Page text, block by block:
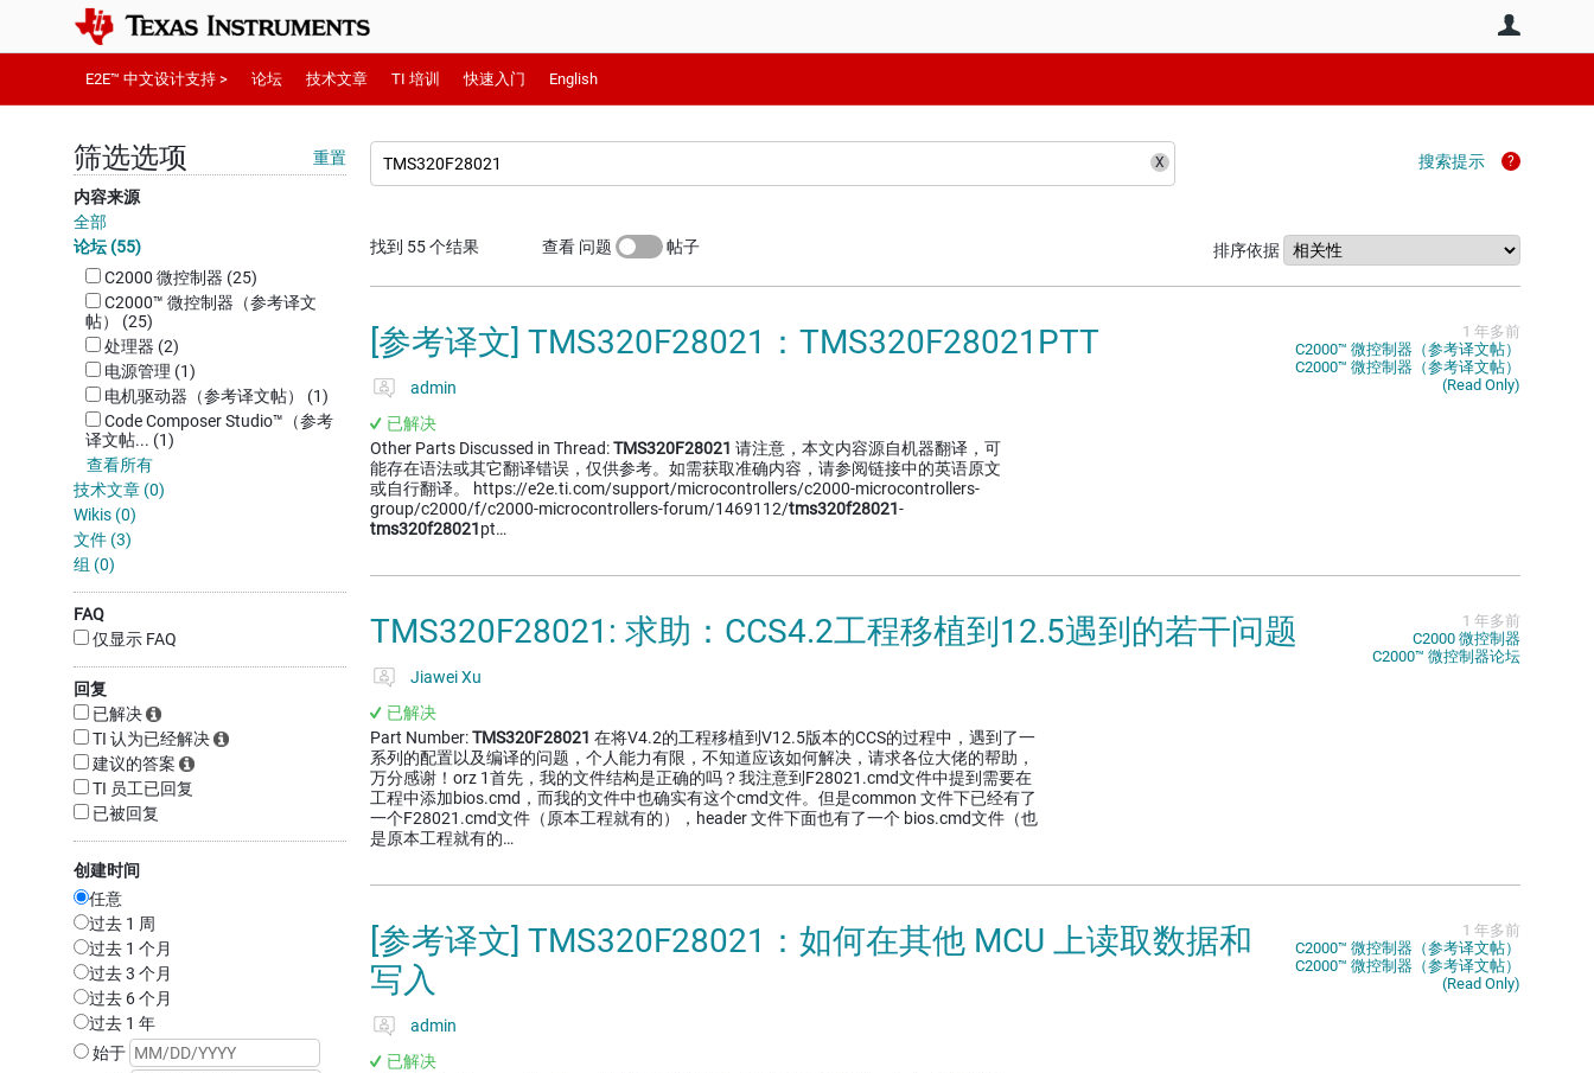
E2E™ 中文设计支持 > 论坛 技术文章 TI 培训 快速入门 English
筛选选项 重置
内容来源
全部
论坛 (55)
C2000 微控制器 (25)
C2000™︎ 微控制器（参考译文
帖） (25)
处理器 (2)
电源管理 (1)
电机驱动器（参考译文帖） (1)
Code Composer Studio™︎（参考
译文帖... (1)
查看所有
技术文章 (0)
Wikis (0)
文件 (3)
组 (0)
FAQ
仅显示 FAQ
回复
已解决
TI 认为已经解决
建议的答案
TI 员工已回复
已被回复
创建时间
任意
过去 1 周
过去 1 个月
过去 3 个月
过去 6 个月
过去 1 年
始于
搜索提示
找到 55 个结果 查看 问题 帖子 排序依据
[参考译文] TMS320F28021：TMS320F28021PTT
admin
已解决
Other Parts Discussed in Thread:TMS320F28021 请注意，本文内容源自机器翻译，可
能存在语法或其它翻译错误，仅供参考。如需获取准确内容，请参阅链接中的英语原文
或自行翻译。 https://e2e.ti.com/support/microcontrollers/c2000-microcontrollers-
group/c2000/f/c2000-microcontrollers-forum/1469112/tms320f28021-
tms320f28021pt…
1 年多前
C2000™︎ 微控制器（参考译文帖）
C2000™︎ 微控制器（参考译文帖）
(Read Only)
TMS320F28021: 求助：CCS4.2工程移植到12.5遇到的若干问题
Jiawei Xu
已解决
Part Number:TMS320F28021 在将V4.2的工程移植到V12.5版本的CCS的过程中，遇到了一
系列的配置以及编译的问题，个人能力有限，不知道应该如何解决，请求各位大佬的帮助，
万分感谢！orz 1首先，我的文件结构是正确的吗？我注意到F28021.cmd文件中提到需要在
工程中添加bios.cmd，而我的文件中也确实有这个cmd文件。但是common 文件下已经有了
一个F28021.cmd文件（原本工程就有的），header 文件下面也有了一个 bios.cmd文件（也
是原本工程就有的…
1 年多前
C2000 微控制器
C2000™︎ 微控制器论坛
[参考译文] TMS320F28021：如何在其他 MCU 上读取数据和
写入
admin
已解决
1 年多前
C2000™︎ 微控制器（参考译文帖）
C2000™︎ 微控制器（参考译文帖）
(Read Only)